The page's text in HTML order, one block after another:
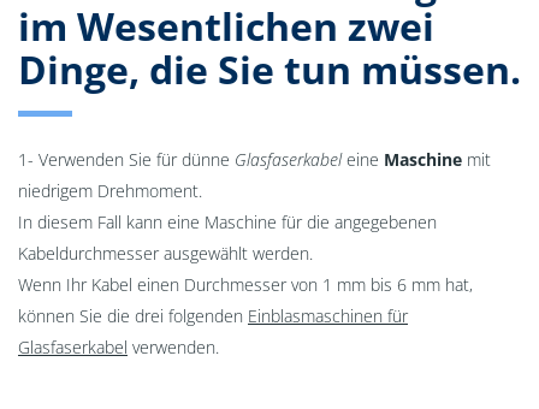
im Wesentlichen zwei
Dinge, die Sie tun müssen.
1- Verwenden Sie für dünne Glasfaserkabeleine Maschine mit
niedrigem Drehmoment.
In diesem Fall kann eine Maschine für die angegebenen
Kabeldurchmesser ausgewählt werden.
Wenn Ihr Kabel einen Durchmesser von 1 mm bis 6 mm hat,
können Sie die drei folgenden Einblasmaschinen für
Glasfaserkabel verwenden.